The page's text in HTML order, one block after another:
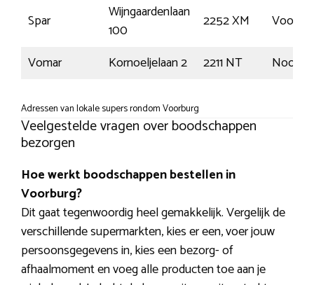
Spar
Wijngaardenlaan
100
2252 XM
Vomar
Kornoeljelaan 2 2211 NT
Adressen van lokale supers rondom Voorburg
Veelgestelde vragen over boodschappen
bezorgen
Hoe werkt boodschappen bestellen in
Voorburg?
Dit gaat tegenwoordig heel gemakkelijk. Vergelijk de
verschillende supermarkten, kies er een, voer jouw
persoonsgegevens in, kies een bezorg- of
afhaalmoment en voeg alle producten toe aan je